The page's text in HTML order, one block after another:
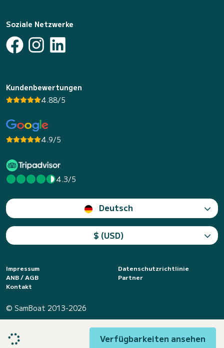
Verfügbarkeiten ansehen
Soziale Netzwerke
Kundenbewertungen
4.88/5
4.9/5
4.3/5
Deutsch
$ (USD)
Impressum
Datenschutzrichtlinie
ANB / AGB
Partner
Kontakt
© SamBoat 2013-2026